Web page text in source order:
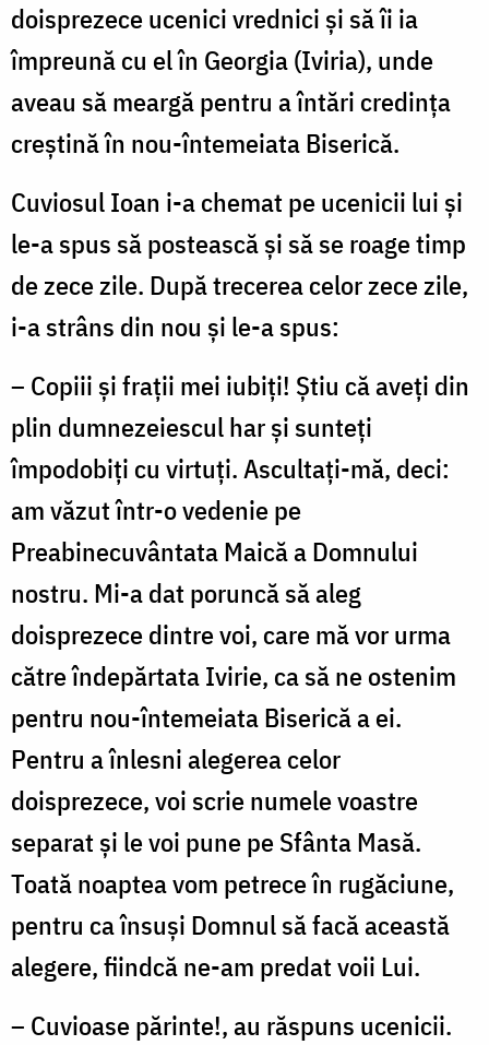
doisprezece ucenici vrednici și să îi ia
împreună cu el în Georgia (Iviria), unde
aveau să meargă pentru a întări credința
creștină în nou-întemeiata Biserică.
Cuviosul Ioan i-a chemat pe ucenicii lui și
le-a spus să postească și să se roage timp
de zece zile. După trecerea celor zece zile,
i-a strâns din nou și le-a spus:
– Copiii și frații mei iubiți! Știu că aveți din
plin dumnezeiescul har și sunteți
împodobiți cu virtuți. Ascultați-mă, deci:
am văzut într-o vedenie pe
Preabinecuvântata Maică a Domnului
nostru. Mi-a dat poruncă să aleg
doisprezece dintre voi, care mă vor urma
către îndepărtata Ivirie, ca să ne ostenim
pentru nou-întemeiata Biserică a ei.
Pentru a înlesni alegerea celor
doisprezece, voi scrie numele voastre
separat și le voi pune pe Sfânta Masă.
Toată noaptea vom petrece în rugăciune,
pentru ca însuși Domnul să facă această
alegere, fiindcă ne-am predat voii Lui.
– Cuvioase părinte!, au răspuns ucenicii.